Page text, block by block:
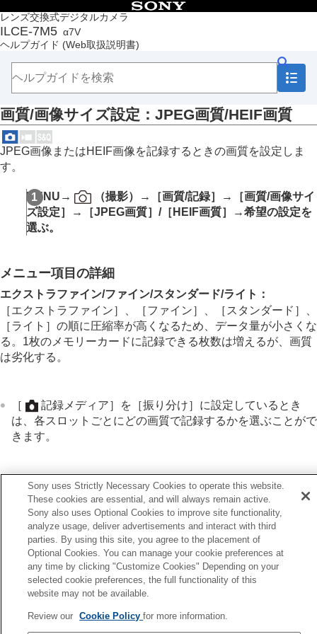
レンズ交換式デジタルカメラ
ILCE-7M5 α7V
ヘルプガイド (Web取扱説明書)
目次
トップページ
ヘルプガイドの使いかた
本体と付属品を確認する
本機の基本操作
準備/基本的な撮影
MENU一覧から機能を探す
撮影機能を活用する
自分撮り動画やVlog撮影に便利な機能
フォーカス（ピント）を合わせる
被写体認識AF
ISO感度を選ぶ
ホワイトバランス
Log撮影の設定
画像に効果を加える
ドライブモードを使う（連写/セルフタイマー）
セルフタイマー
（動画）
インターバル撮影機能
JPEG/HEIF切換
画質/画像サイズ設定：ファイル形式（静止
画質/画像サイズ設定：JPEG画像サイズ/HEIF
画像サイズ
アスペクト比
HLG静止画
色空間
記録方式（動画）
動画設定（動画）
スロー&クイック設定
4K動画画角優先
画質/画像サイズ設定 ： JPEG画質/HEIF画質
JPEG画像またはHEIF画像を記録するときの画質を設定しま
す。
MENU → （撮影）→ ［画質/記録］ →
［画質/画像サイ
ズ設定］
→ ［JPEG画質］ /［HEIF画質］
→希望の設定を
選ぶ。
メニュー項目の詳細
エクストラファイン/ファイン/スタンダード/ライト ：
［エクストラファイン］
［ファイン］ ［スタンダード］
［ライト］ の順に圧縮率が高くなるため、データ量が小さくな
る。1枚のメモリーカードに記録できる枚数は増えるが、画質
は劣化する。
［ 記録メディア］ を ［振り分け］ に設定しているとき
は、各スロットごとにどの画質で記録するかを選ぶことがで
きます。
関連項目
画質/画像サイズ設定：ファイル形式（静止画）
記録メディア設定（静止画/動画）：記録メディア（静止
画）
/画像サイズ設定 ：RAW記録方式
画質/画像サイズ設定：JPEG画像サイズ/HEIF画像サ
Sony uses Strictly Necessary Cookies to operate this website.
These cookies are essential, and will always remain active.
Sony also uses Optional Cookies to improve site functionality,
analyze usage, deliver advertisements and interact with third
parties. By using this site, you agree to the placement of
Optional Cookies. You can manage your cookie preferences at
any time by clicking "Customize Cookies" Depending on your
selected cookie preferences, the full functionality of this
website may not be available.
Review our Cookie Policyfor more information.